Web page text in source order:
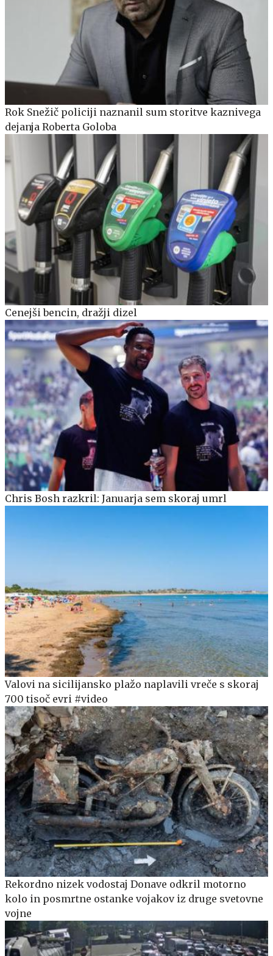
Rok Snežič policiji naznanil sum storitve kaznivega
dejanja Roberta Goloba
Cenejši bencin, dražji dizel
Chris Bosh razkril: Januarja sem skoraj umrl
Valovi na sicilijansko plažo naplavili vreče s skoraj
700 tisoč evri #video
Rekordno nizek vodostaj Donave odkril motorno
kolo in posmrtne ostanke vojakov iz druge svetovne
vojne